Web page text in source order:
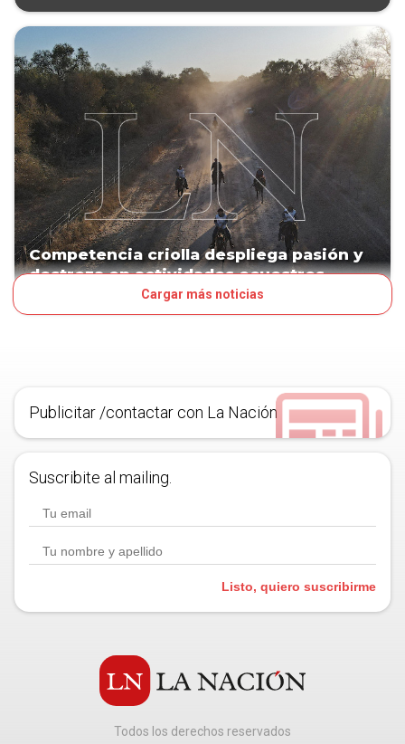
Competencia criolla despliega pasión y
destreza en actividades ecuestres
Cargar más noticias
Publicitar /contactar con La Nación
Suscribite al mailing.
Listo, quiero suscribirme
Todos los derechos reservados